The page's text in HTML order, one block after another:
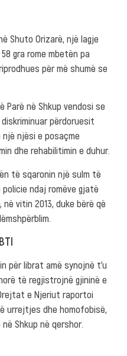
Shuto Orizarë, një lagje
gra rome mbetën pa
për më shumë se
Parë në Shkup vendosi se
përdoruesit
njësi e posaçme
dhe rehabilitimin e duhur.
të sqaronin një sulm të
ndaj romëve gjatë
vitin 2013, duke bërë që
për librat amë synojnë t’u
të regjistrojnë gjininë e
e Njeriut raportoi
urrejtjes dhe homofobisë,
Shkup në qershor.